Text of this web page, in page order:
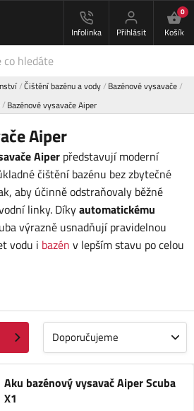
Infolinka Přihlásit
0
Košík
Čištění bazénu a vody Bazénové vysavače
Bazénové vysavače Aiper
Aiper
Aiper představují moderní
čištění bazénu bez zbytečné
aby účinně odstraňovaly běžné
linky. Díkyautomatickému
výrazně usnadňují pravidelnou
vodu i bazén v lepším stavu po celou
Doporučujeme
Aku bazénový vysavač Aiper Scuba
X1